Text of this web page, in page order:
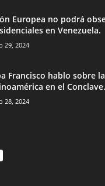
Europea no podrá
en Venezuela.
29, 2024
Francisco hablo sobre
en el
28, 2024